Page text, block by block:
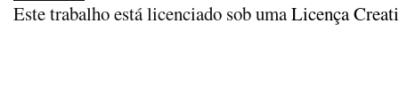
Este trabalho está licenciado sob umaLicença